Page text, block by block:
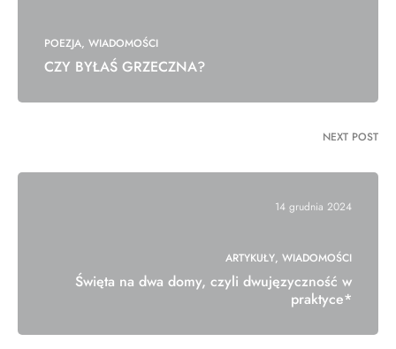
POEZJA WIADOMOŚCI
CZY BYŁAŚ GRZECZNA?
NEXT POST
14 grudnia 2024
ARTYKUŁY WIADOMOŚCI
Święta na dwa domy, czyli dwujęzyczność w
praktyce*